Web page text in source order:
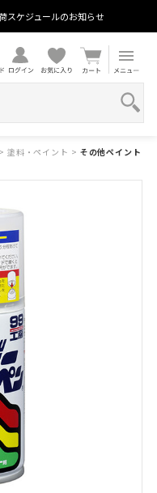
スケジュールのお知らせ
> 塗料・ペイント > その他ペイント